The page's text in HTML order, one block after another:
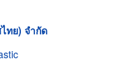
ทย) จำกัด